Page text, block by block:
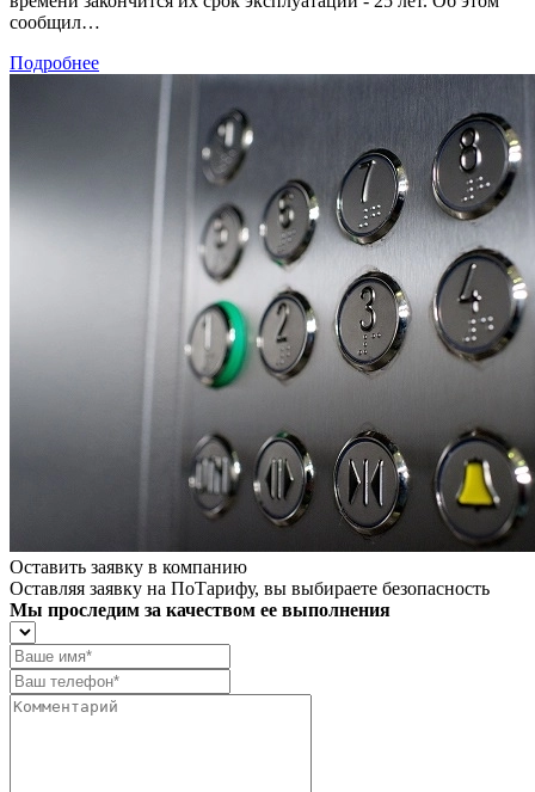
сообщил…
Подробнее
Оставить заявку в компанию
Оставляя заявку на ПоТарифу, вы выбираете безопасность
Мы проследим за качеством ее выполнения